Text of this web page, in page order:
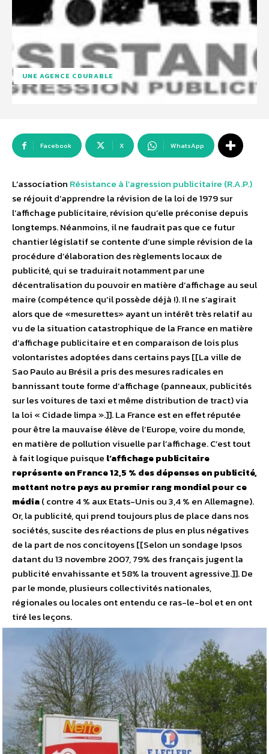
UNE AGENCE CDURABLE
Facebook X WhatsApp
L’association Résistance à l’agression publicitaire (R.A.P.)
se réjouit d’apprendre la révision de la loi de 1979 sur
l’affichage publicitaire, révision qu’elle préconise depuis
longtemps. Néanmoins, il ne faudrait pas que ce futur
chantier législatif se contente d’une simple révision de la
procédure d’élaboration des règlements locaux de
publicité, qui se traduirait notamment par une
décentralisation du pouvoir en matière d’affichage au seul
maire (compétence qu’il possède déjà !). Il ne s’agirait
alors que de «mesurettes» ayant un intérêt très relatif au
vu de la situation catastrophique de la France en matière
d’affichage publicitaire et en comparaison de lois plus
volontaristes adoptées dans certains pays [[La ville de
Sao Paulo au Brésil a pris des mesures radicales en
bannissant toute forme d’affichage (panneaux, publicités
sur les voitures de taxi et même distribution de tract) via
la loi « Cidade limpa ».]]. La France est en effet réputée
pour être la mauvaise élève de l’Europe, voire du monde,
en matière de pollution visuelle par l’affichage. C’est tout
à fait logique puisque l’affichage publicitaire
représente en France 12,5 % des dépenses en publicité,
mettant notre pays au premier rang mondial pour ce
média( contre 4 % aux Etats-Unis ou 3,4 % en Allemagne).
Or, la publicité, qui prend toujours plus de place dans nos
sociétés, suscite des réactions de plus en plus négatives
de la part de nos concitoyens [[Selon un sondage Ipsos
datant du 13 novembre 2007, 79% des français jugent la
publicité envahissante et 58% la trouvent agressive.]]. De
par le monde, plusieurs collectivités nationales,
régionales ou locales ont entendu ce ras-le-bol et en ont
tiré les leçons.